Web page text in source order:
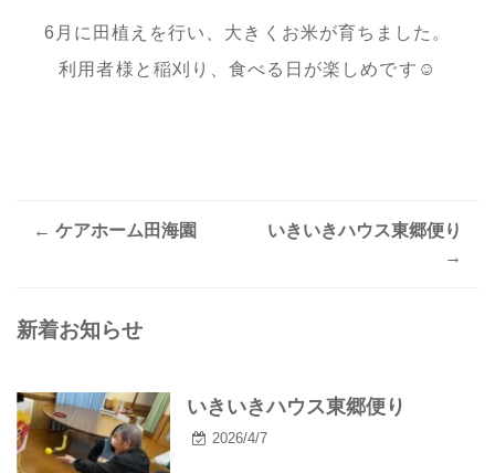
6月に田植えを行い、大きくお米が育ちました。
利用者様と稲刈り、食べる日が楽しめです☺
Post
← ケアホーム田海園
いきいきハウス東郷便り
→
新着お知らせ
いきいきハウス東郷便り
2026/4/7